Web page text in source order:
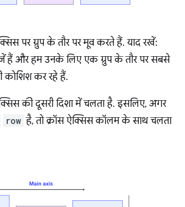
पर ग्रुप के तौर पर मूव करते हैं. याद रखें:
हैं और हम उनके लिए एक ग्रुप के तौर पर सबसे
कर रहे हैं.
की दूसरी दिशा में चलता है. इसलिए, अगर
row है, तो क्रॉस ऐक्सिस कॉलम के साथ चलता